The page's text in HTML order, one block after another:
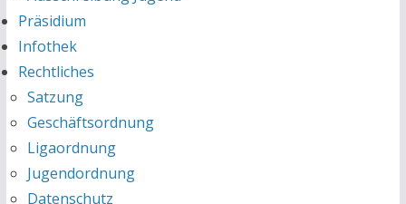
Präsidium
Infothek
Rechtliches
Satzung
Geschäftsordnung
Ligaordnung
Jugendordnung
Datenschutz